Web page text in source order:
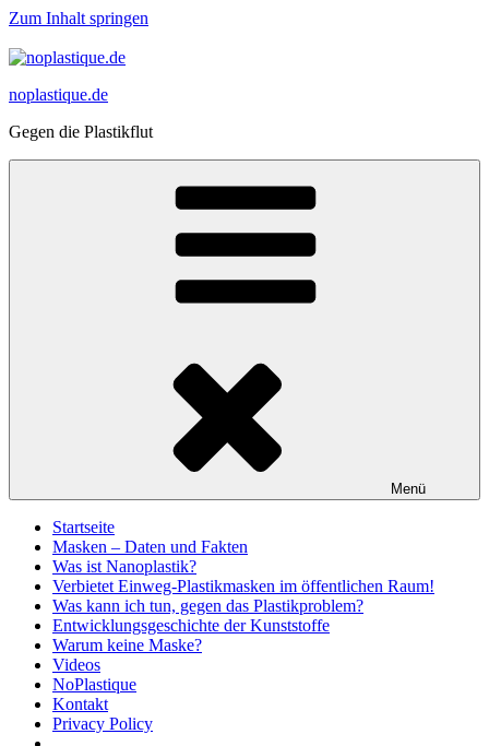
Zum Inhalt springen
noplastique.de
Gegen die Plastikflut
Menü
Startseite
Masken – Daten und Fakten
Was ist Nanoplastik?
Verbietet Einweg-Plastikmasken im öffentlichen Raum!
Was kann ich tun, gegen das Plastikproblem?
Entwicklungsgeschichte der Kunststoffe
Warum keine Maske?
Videos
NoPlastique
Kontakt
Privacy Policy